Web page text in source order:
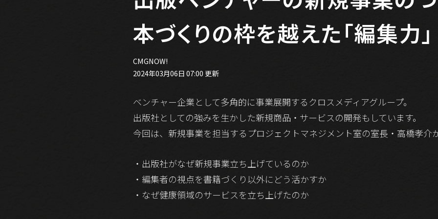
本づくりの枠を越えた「編集力」
CMGNOW!
2024年03月06日 07:00 更新
ベンチャー企業として多角的に事業展開するクロスメディアグループ。
出版社としての強みを生かした新規商品・サービスの開発もしています。
今回は、新規事業を担当するプロジェクトマネジメント室の室長・高橋孝介
・出版社がなぜ新規事業立ち上げているのか
・編集者の視点を書籍づくり以外にどう活かすか
・なぜ健康領域のサービスを立ち上げたのか